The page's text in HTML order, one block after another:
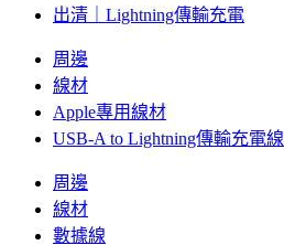
出清｜Lightning傳輸充電
周邊
線材
Apple專用線材
USB-A to Lightning傳輸充電線
周邊
線材
數據線